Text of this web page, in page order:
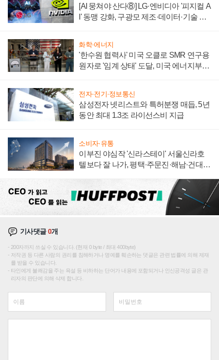
[AI 뭉쳐야 산다⑧] LG·엔비디아 '피지컬 A
I' 동맹 강화, 구광모 제조·데이터·기술 결
화학·에너지
'한수원 협력사' 미국 오클로 SMR 연구용
원자로 '임계 상태' 도달, 미국 에너지부
전자·전기·정보통신
삼성전자 넷리스트와 특허분쟁 매듭, 5년
동안 최대 1.3조 라이선스비 지급
소비자·유통
이부진 야심작 '신라스테이' 서울신라호
텔보다 잘 나가, 평택·주문진·해남·건대로
기사댓글0개
200자까지 쓰실 수 있습니다. (현재 0 byte / 최대 400byte)
저작권 등 다른 사람의 권리를 침해하거나 명예를 훼손하는 댓글은 관련 법률에 의해 제재
를 받을 수 있습니다.
타인에게 불쾌감을 주는 욕설 등 비하하는 단어가 내용에 포함되거나 인신공격성 글은 관
리자의 판단에 의해 삭제 합니다.